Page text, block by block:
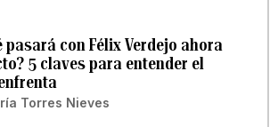
pasará con Félix Verdejo ahora
5 claves para entender el
Torres Nieves